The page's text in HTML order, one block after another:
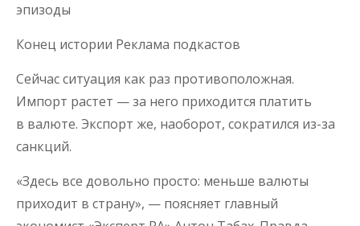
эпизоды
Конец истории Реклама подкастов
Сейчас ситуация как раз противоположная.
Импорт растет — за него приходится платить
в валюте. Экспорт же, наоборот, сократился из-за
санкций.
«Здесь все довольно просто: меньше валюты
приходит в страну», — поясняет главный